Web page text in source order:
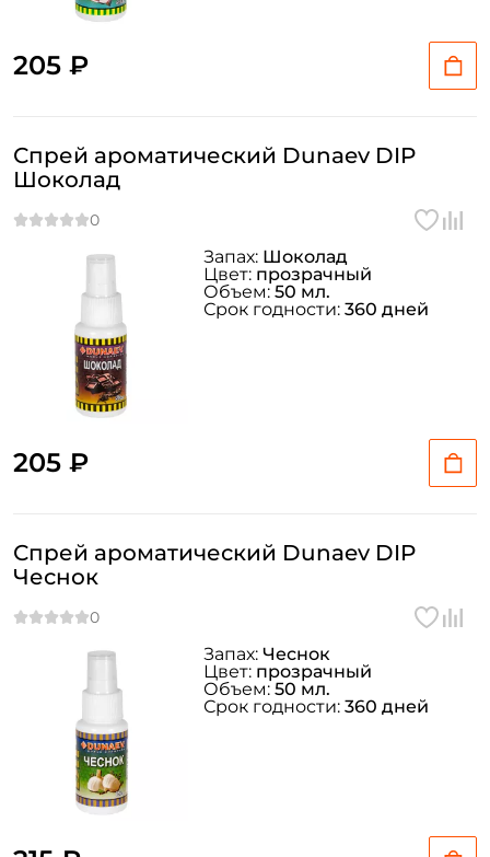
205 ₽
Спрей ароматический Dunaev DIP
Шоколад
205 ₽
Запах: Шоколад
Цвет: прозрачный
Объем:50 мл.
Срок годности: 360 дней
Спрей ароматический Dunaev DIP
Чеснок
Запах: Чеснок
Цвет: прозрачный
Объем:50 мл.
Срок годности: 360 дней